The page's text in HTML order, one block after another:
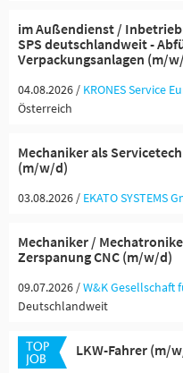
im Außendienst /
SPS deutschlandweit -
Verpackungsanlagen (m/
04.08.2026 / KRONES Service
Österreich
Mechaniker als
(m/w/d)
03.08.2026 / EKATO SYSTEMS
Mechaniker /
Zerspanung CNC (m/w/d)
09.07.2026 /W&K
Deutschlandweit
LKW-Fahrer (m/